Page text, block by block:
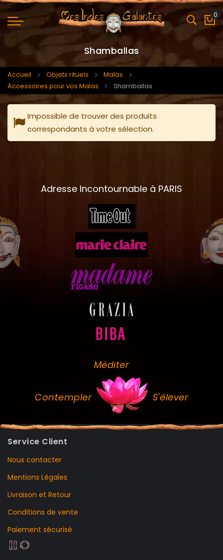
0
Shamballas
Accueil Objets rituels
Malas
Accessoires pour vos Malas
Shamballas
Impossible de trouver des produits
correspondants à votre sélection.
Adresse Incontournable à PARIS
Méditer
Contempler S'élever
Service Client
Nous contacter
Mentions Légales
Livraison et Retour
Conditions de vente
Paiement sécurisé